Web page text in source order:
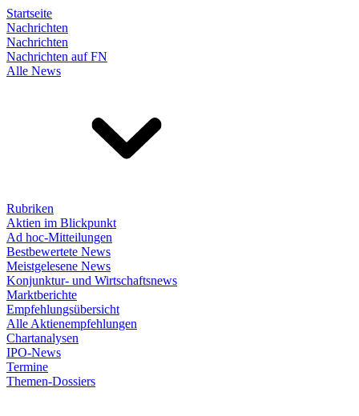
Startseite
Nachrichten
Nachrichten
Nachrichten auf FN
Alle News
Rubriken
Aktien im Blickpunkt
Ad hoc-Mitteilungen
Bestbewertete News
Meistgelesene News
Konjunktur- und Wirtschaftsnews
Marktberichte
Empfehlungsübersicht
Alle Aktienempfehlungen
Chartanalysen
IPO-News
Termine
Themen-Dossiers